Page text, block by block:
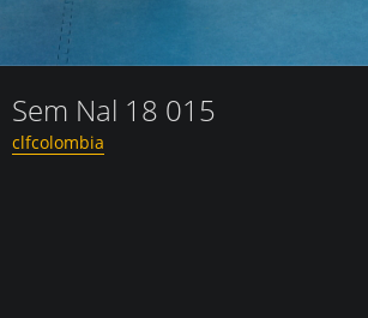
Sem Nal 18 015
clfcolombia